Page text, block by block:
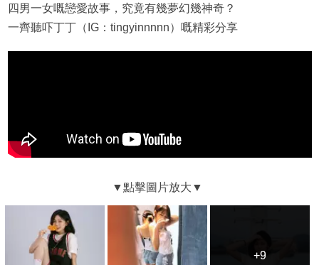
四男一女嘅戀愛故事，究竟有幾夢幻幾神奇？
一齊聽吓丁丁（IG：tingyinnnnn）嘅精彩分享
+9
+9